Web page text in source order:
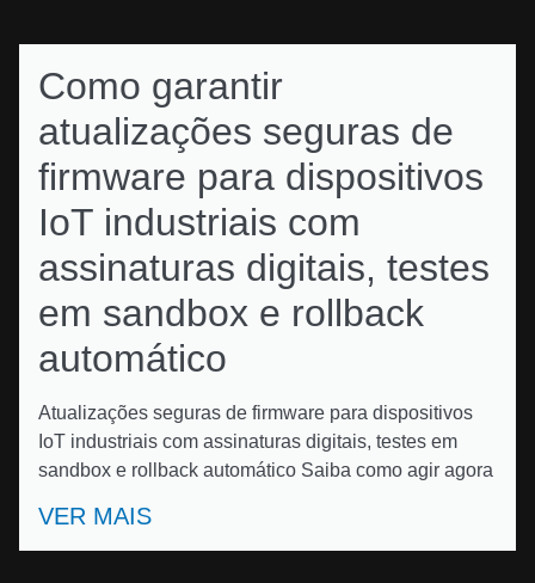
Como garantir
atualizações seguras de
firmware para dispositivos
IoT industriais com
assinaturas digitais, testes
em sandbox e rollback
automático
Atualizações seguras de firmware para dispositivos
IoT industriais com assinaturas digitais, testes em
sandbox e rollback automático Saiba como agir agora
VER MAIS